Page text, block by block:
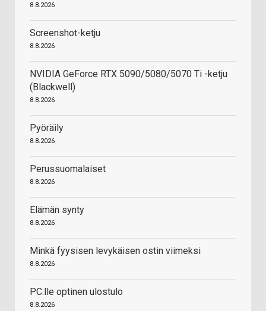
8.8.2026
Screenshot-ketju
8.8.2026
NVIDIA GeForce RTX 5090/5080/5070 Ti -ketju
(Blackwell)
8.8.2026
Pyöräily
8.8.2026
Perussuomalaiset
8.8.2026
Elämän synty
8.8.2026
Minkä fyysisen levykäisen ostin viimeksi
8.8.2026
PC:lle optinen ulostulo
8.8.2026